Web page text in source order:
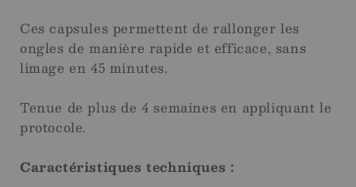
Ces capsules permettent de rallonger les
ongles de manière rapide et efficace, sans
limage en 45 minutes.
Tenue de plus de 4 semaines en appliquant le
protocole.
Caractéristiques techniques :